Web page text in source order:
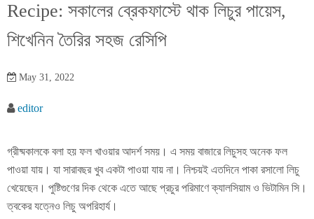
Recipe: সকালের ব্রেকফাস্টে থাক লিচুর পায়েস,
শিখেনিন তৈরির সহজ রেসিপি
May 31, 2022
editor
গ্রীষ্মকালকে বলা হয় ফল খাওয়ার আদর্শ সময়। এ সময় বাজারে লিচুসহ অনেক ফল
পাওয়া যায়। যা সারাবছর খুব একটা পাওয়া যায় না। নিশ্চয়ই এতদিনে পাকা রসালো লিচু
খেয়েছেন। পুষ্টিগুণের দিক থেকে এতে আছে প্রচুর পরিমাণে ক্যালসিয়াম ও ভিটামিন সি।
ত্বকের যত্নেও লিচু অপরিহার্য।